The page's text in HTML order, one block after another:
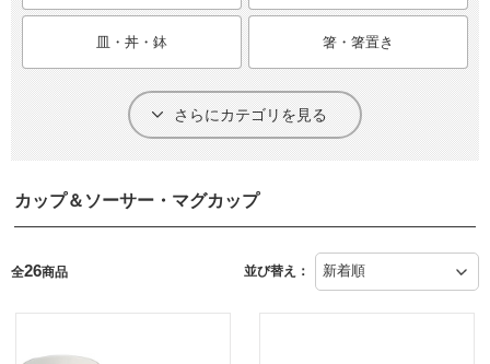
皿・丼・鉢 箸・箸置き
さらにカテゴリを見る
カップ＆ソーサー・マグカップ
全26商品 並び替え：